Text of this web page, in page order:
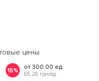
цены
15% от 300.00 ед.
65.28 грн/ед.